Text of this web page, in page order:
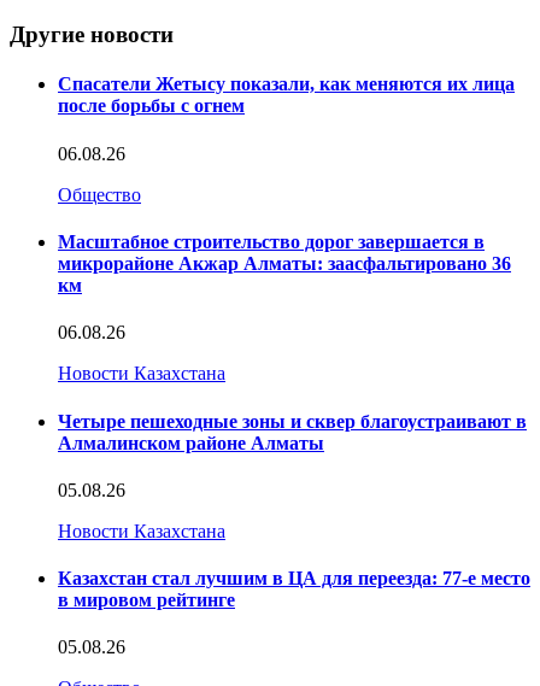
Другие новости
Спасатели Жетысу показали, как меняются их лица
после борьбы с огнем
06.08.26
Общество
Масштабное строительство дорог завершается в
микрорайоне Акжар Алматы: заасфальтировано 36
км
06.08.26
Новости Казахстана
Четыре пешеходные зоны и сквер благоустраивают в
Алмалинском районе Алматы
05.08.26
Новости Казахстана
Казахстан стал лучшим в ЦА для переезда: 77-е место
в мировом рейтинге
05.08.26